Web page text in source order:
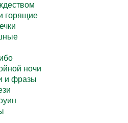
горящие
ночи
и фразы